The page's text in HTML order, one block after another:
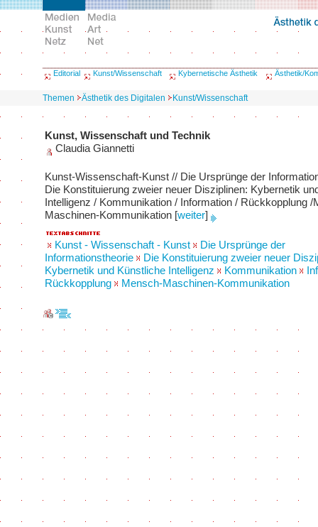
Editorial Kunst/Wissenschaft Kybernetische Ästhetik Ästhetik/
Themen Ästhetik des Digitalen Kunst/Wissenschaft
Kunst, Wissenschaft und Technik
Claudia Giannetti
Kunst-Wissenschaft-Kunst // Die Ursprünge der
Die Konstituierung zweier neuer Disziplinen: Kybernetik
Intelligenz / Kommunikation / Information / Rückkopplung /
Maschinen-Kommunikation [weiter]
Kunst - Wissenschaft - Kunst
Die Ursprünge der
Informationstheorie
Die Konstituierung zweier neuer
Kybernetik und Künstliche Intelligenz
Kommunikation
Rückkopplung
Mensch-Maschinen-Kommunikation